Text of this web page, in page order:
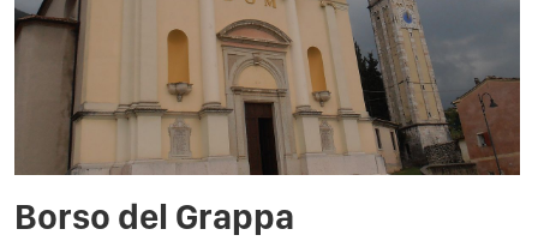
Borso del Grappa